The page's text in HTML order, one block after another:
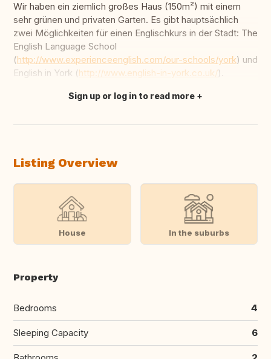
Wir haben ein ziemlich großes Haus (150m²) mit einem
sehr grünen und privaten Garten. Es gibt hauptsächlich
zwei Möglichkeiten für einen Englischkurs in der Stadt: The
English Language School
(http://www.experienceenglish.com/our-schools/york) und
English in York (http://www.english-in-york.co.uk/).
Translate this
Sign up or log in to read more
Listing Overview
House In the suburbs
Property
Bedrooms 4
Sleeping Capacity 6